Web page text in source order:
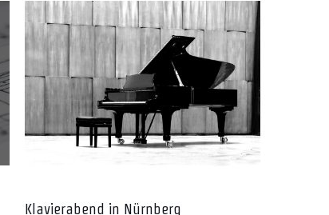
Klavierabend in Nürnberg